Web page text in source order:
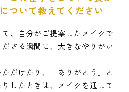
ついて教えてください
、自分がご提案したメイクで
さる瞬間に、大きなやりがい
だけたり、「ありがとう」と
したときは、メイクを通して